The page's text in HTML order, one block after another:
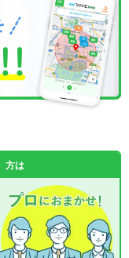
方は